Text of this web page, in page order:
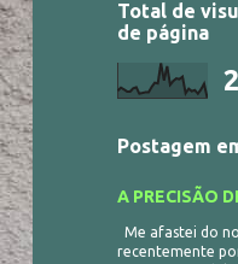
Total de
de página
Postagem
A PRECISÃO
Me afastei do
recentemente